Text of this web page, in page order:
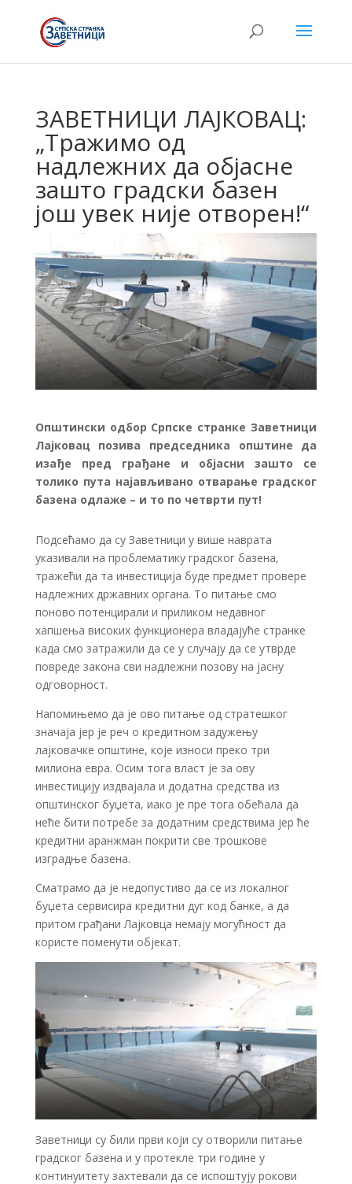
ЗАВЕТНИЦИ ЛАЈКОВАЦ:
„Тражимо од
надлежних да објасне
зашто градски базен
још увек није отворен!“
Општински одбор Српске странке Заветници
Лајковац позива председника општине да
изађе пред грађане и објасни зашто се
толико пута најављивано отварање градског
базена одлаже – и то по четврти пут!
Подсећамо да су Заветници у више наврата
указивали на проблематику градског базена,
тражећи да та инвестиција буде предмет провере
надлежних државних органа. То питање смо
поново потенцирали и приликом недавног
хапшења високих функционера владајуће странке
када смо затражили да се у случају да се утврде
повреде закона сви надлежни позову на јасну
одговорност.
Напомињемо да је ово питање од стратешког
значаја јер је реч о кредитном задужењу
лајковачке општине, које износи преко три
милиона евра. Осим тога власт је за ову
инвестицију издвајала и додатна средства из
општинског буџета, иако је пре тога обећала да
неће бити потребе за додатним средствима јер ће
кредитни аранжман покрити све трошкове
изградње базена.
Сматрамо да је недопустиво да се из локалног
буџета сервисира кредитни дуг код банке, а да
притом грађани Лајковца немају могућност да
користе поменути објекат.
Заветници су били први који су отворили питање
градског базена и у протекле три године у
континуитету захтевали да се испоштују рокови